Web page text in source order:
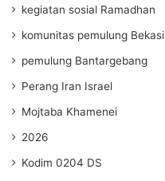
kegiatan sosial Ramadhan
komunitas pemulung Bekasi
pemulung Bantargebang
Perang Iran Israel
Mojtaba Khamenei
2026
Kodim 0204 DS